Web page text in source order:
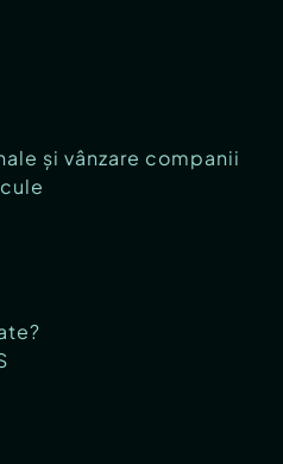
și vânzare companii